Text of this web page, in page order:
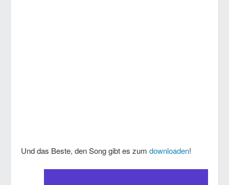
Und das Beste, den Song gibt es zum downloaden!